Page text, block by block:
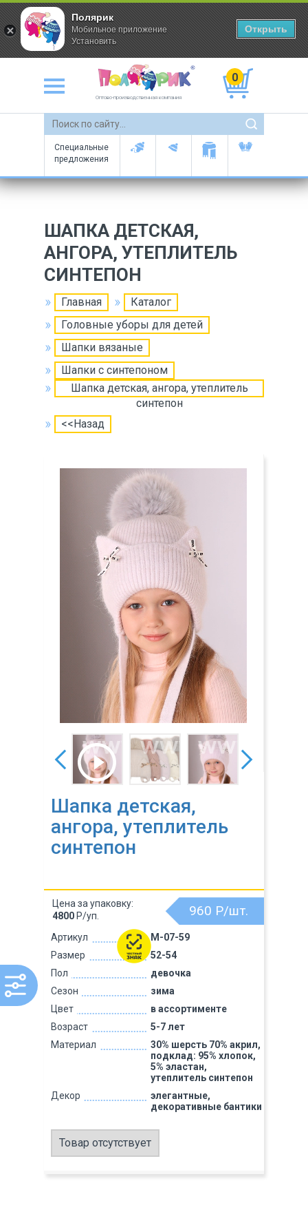
Оптово-производственная компания
0
Специальные
предложения
ШАПКА ДЕТСКАЯ,
АНГОРА, УТЕПЛИТЕЛЬ
СИНТЕПОН
Главная
Каталог
Головные уборы для детей
Шапки вязаные
Шапки с синтепоном
Шапка детская, ангора, утеплитель
синтепон
<<Назад
Шапка детская,
ангора, утеплитель
синтепон
Артикул
M-07-59
Размер
52-54
Пол
девочка
Сезон
зима
Цвет
в ассортименте
Возраст
5-7 лет
Материал
30% шерсть 70% акрил,
подклад: 95% хлопок,
5% эластан,
утеплитель синтепон
Декор
элегантные,
декоративные бантики
960 Р/шт.
Цена за упаковку:
4800 Р/уп.
Товар отсутствует
Полярик
Мобильное приложение
Установить
Открыть